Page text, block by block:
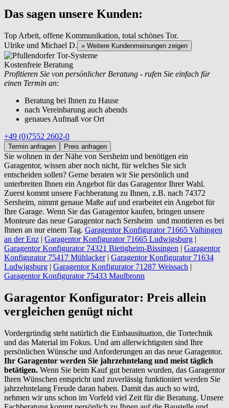
Das sagen unsere Kunden:
Top Arbeit, offene Kommunikation, total schönes Tor.
Ulrike und Michael D. » Weitere Kundenmeinungen zeigen
Kostenfreie Beratung
Profitieren Sie von persönlicher Beratung - rufen Sie einfach für
einen Termin an:
Beratung bei Ihnen zu Hause
nach Vereinbarung auch abends
genaues Aufmaß vor Ort
+49 (0)7552 2602-0
Termin anfragen Preis anfragen
Sie wohnen in der Nähe von Sersheim und benötigen ein
Garagentor, wissen aber noch nicht, für welches Sie sich
entscheiden sollen? Gerne beraten wir Sie persönlich und
unterbreiten Ihnen ein Angebot für das Garagentor Ihrer Wahl.
Zuerst kommt unsere Fachberatung zu Ihnen, z.B. nach 74372
Sersheim, nimmt genaue Maße auf und erarbeitet ein Angebot für
Ihre Garage. Wenn Sie das Garagentor kaufen, bringen unsere
Monteure das neue Garagentor nach Sersheim und montieren es bei
Ihnen an nur einem Tag. Garagentor Konfigurator 71665 Vaihingen
an der Enz | Garagentor Konfigurator 71665 Ludwigsburg |
Garagentor Konfigurator 74321 Bietigheim-Bissingen | Garagentor
Konfigurator 75417 Mühlacker| Garagentor Konfigurator 71634
Ludwigsburg | Garagentor Konfigurator 71287 Weissach |
Garagentor Konfigurator 75433 Maulbronn
Garagentor Konfigurator: Preis allein
vergleichen genügt nicht
Vordergründig steht natürlich die Einbausituation, die Tortechnik
und das Material im Fokus. Und am allerwichtigsten sind Ihre
persönlichen Wünsche und Anforderungen an das neue Garagentor.
Ihr Garagentor werden Sie jahrzehntelang und meist täglich
betätigen. Wenn Sie beim Kauf gut beraten wurden, das Garagentor
Ihren Wünschen entspricht und zuverlässig funktioniert werden Sie
jahrzehntelang Freude daran haben. Damit das auch so wird,
nehmen wir uns schon im Vorfeld viel Zeit für die Beratung. Unsere